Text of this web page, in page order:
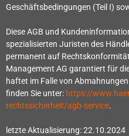
Geschäftsbedingungen (Teil I)
Diese AGB und
spezialisierten Juristen des
permanent auf
Management AG garantiert für
haftet im Falle von
finden Sie unter: https://
rechtssicherheit/agb-service.
letzte Aktualisierung:22.10.2024